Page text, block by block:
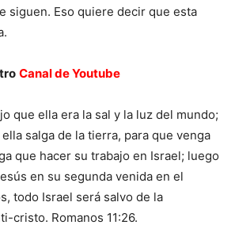
siguen. Eso quiere decir que esta
Canal de Youtube
que ella era la sal y la luz del mundo;
salga de la tierra, para que venga
que hacer su trabajo en Israel; luego
en su segunda venida en el
todo Israel será salvo de la
cristo. Romanos 11:26.